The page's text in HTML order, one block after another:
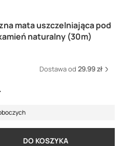
mata uszczelniająca pod
naturalny (30m)
Dostawa od 29.99 zł
DO KOSZYKA